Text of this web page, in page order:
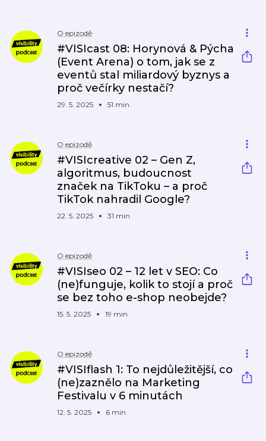
O epizodě
#VISIcast 08: Horynová & Pýcha
(Event Arena) o tom, jak se z
eventů stal miliardový byznys a
proč večírky nestačí?
29. 5. 2025 51 min
O epizodě
#VISIcreative 02 – Gen Z,
algoritmus, budoucnost
značek na TikToku – a proč
TikTok nahradil Google?
22. 5. 2025 31 min
O epizodě
#VISIseo 02 – 12 let v SEO: Co
(ne)funguje, kolik to stojí a proč
se bez toho e-shop neobejde?
15. 5. 2025 19 min
O epizodě
#VISIflash 1: To nejdůležitější, co
(ne)zaznělo na Marketing
Festivalu v 6 minutách
12. 5. 2025 6 min